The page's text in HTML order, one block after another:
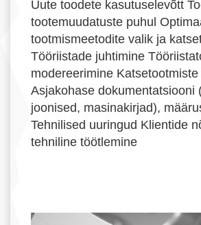
Uute toodete kasutuselevõtt
tootemuudatuste puhul
tootmismeetodite valik ja
Tööriistade juhtimine
modereerimine Katsetootmiste
Asjakohase dokumentatsiooni
joonised, masinakirjad),
Tehnilised uuringud Klientide
tehniline töötlemine